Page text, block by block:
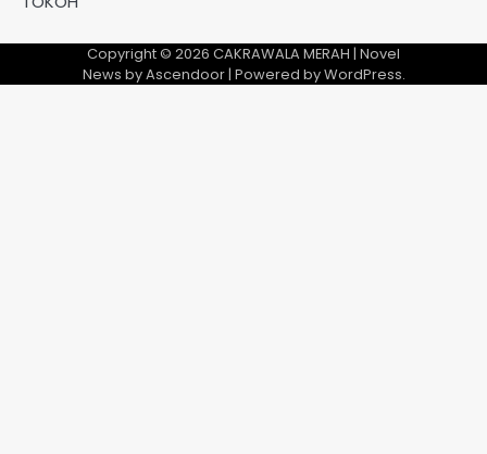
Copyright © 2026 CAKRAWALA MERAH | Novel
News byAscendoor| Powered byWordPress.